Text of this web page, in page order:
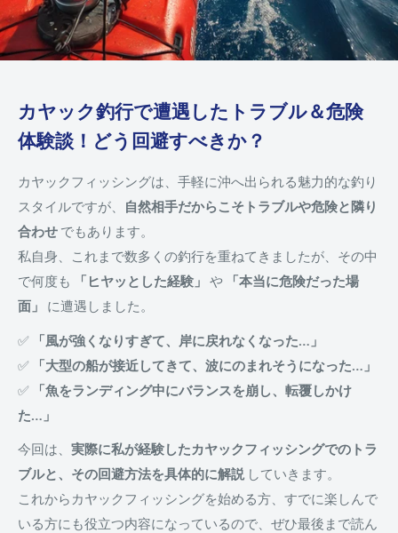
カヤック釣行で遭遇したトラブル＆危険
体験談！どう回避すべきか？
カヤックフィッシングは、手軽に沖へ出られる魅力的な釣り
スタイルですが、
自然相手だからこそトラブルや危険と隣り
合わせ でもあります。
私自身、これまで数多くの釣行を重ねてきましたが、その中
で何度も
「ヒヤッとした経験」 や
「本当に危険だった場
面」
に遭遇しました。
✅
「風が強くなりすぎて、岸に戻れなくなった…」
✅
「大型の船が接近してきて、波にのまれそうになった…」
✅
「魚をランディング中にバランスを崩し、転覆しかけ
た…」
今回は、 実際に私が経験したカヤックフィッシングでのトラ
ブルと、その回避方法を具体的に解説 していきます。
これからカヤックフィッシングを始める方、すでに楽しんで
いる方にも役立つ内容になっているので、ぜひ最後まで読ん